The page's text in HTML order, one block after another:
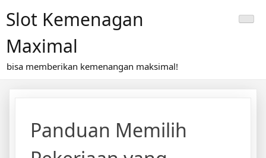
toSlot Kemenagan
Maximal
bisa memberikan kemenangan maksimal!
Panduan Memilih